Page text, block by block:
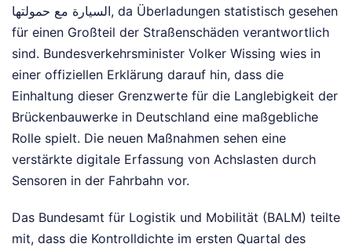
السيارة مع حمولتها, da Überladungen statistisch gesehen
für einen Großteil der Straßenschäden verantwortlich
sind. Bundesverkehrsminister Volker Wissing wies in
einer offiziellen Erklärung darauf hin, dass die
Einhaltung dieser Grenzwerte für die Langlebigkeit der
Brückenbauwerke in Deutschland eine maßgebliche
Rolle spielt. Die neuen Maßnahmen sehen eine
verstärkte digitale Erfassung von Achslasten durch
Sensoren in der Fahrbahn vor.
Das Bundesamt für Logistik und Mobilität (BALM) teilte
mit, dass die Kontrolldichte im ersten Quartal des